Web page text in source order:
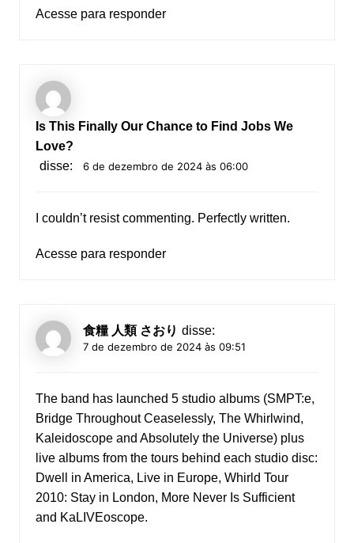
Acesse para responder
Is This Finally Our Chance to Find Jobs We
Love?
disse:
6 de dezembro de 2024 às 06:00
I couldn’t resist commenting. Perfectly written.
Acesse para responder
食糧 人類 さおり disse:
7 de dezembro de 2024 às 09:51
The band has launched 5 studio albums (SMPT:e,
Bridge Throughout Ceaselessly, The Whirlwind,
Kaleidoscope and Absolutely the Universe) plus
live albums from the tours behind each studio disc:
Dwell in America, Live in Europe, Whirld Tour
2010: Stay in London, More Never Is Sufficient
and KaLIVEoscope.